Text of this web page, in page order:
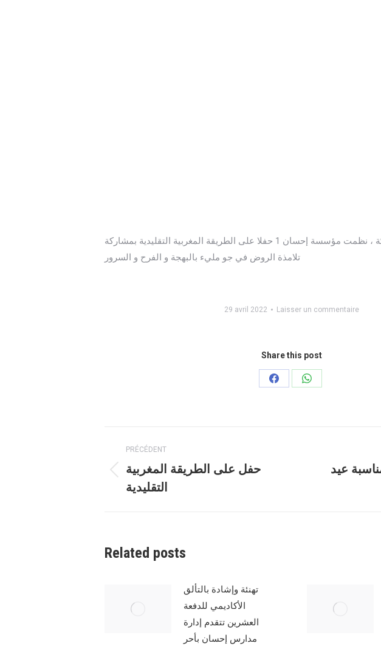
بمناسبة ليلة القدر المباركة ، نظمت مؤسسة إحسان 1 حفلا على الطريقة المغربية التقليدية بمشاركة
تلامذة الروض في جو مليء بالبهجة و الفرح و السرور
29 avril 2022 Laisser un commentaire
Share this post
PartagerPartager
Navigation
article
PRÉCÉDENT
Article
précédent
حفل على الطريقة المغربية
التقليدية
Articleعيد
Related posts
تهنئة وإشادة بالتألق
الأكاديمي للدفعة
العشرين تتقدم إدارة
مدارس إحسان بأحر